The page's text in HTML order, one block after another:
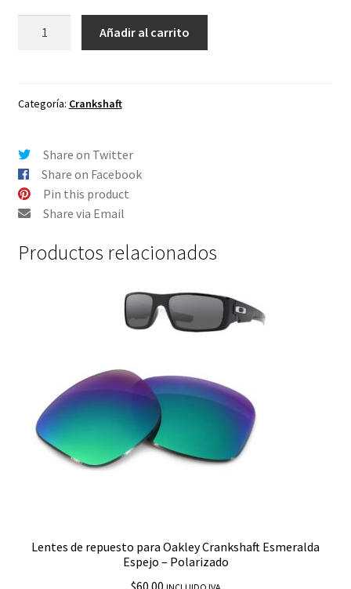
Oakley
-
Polarizado
cantidad
Añadir al carrito
Categoría: Crankshaft
Share on Twitter
Share on Facebook
Pin this product
Share via Email
Productos relacionados
Lentes de repuesto para Oakley Crankshaft Esmeralda
Espejo – Polarizado
$60.00